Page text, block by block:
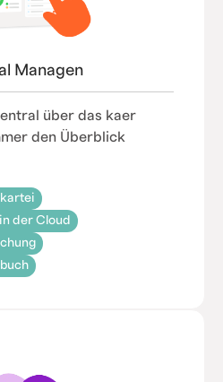
Managen
über das kaer
den Überblick
der Cloud